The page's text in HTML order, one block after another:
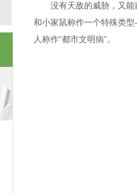
没有天敌的威胁，又
和小家鼠称作一个特殊类
人称作“都市文明病”。